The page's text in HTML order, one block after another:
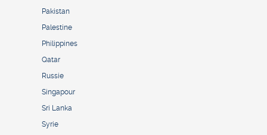
Pakistan
Palestine
Philippines
Qatar
Russie
Singapour
Sri Lanka
Syrie